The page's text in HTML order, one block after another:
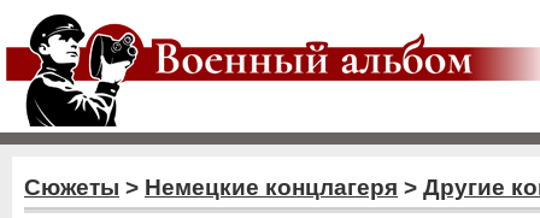
Сюжеты > Немецкие концлагеря > Другие